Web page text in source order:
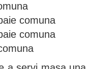
comuna
comuna